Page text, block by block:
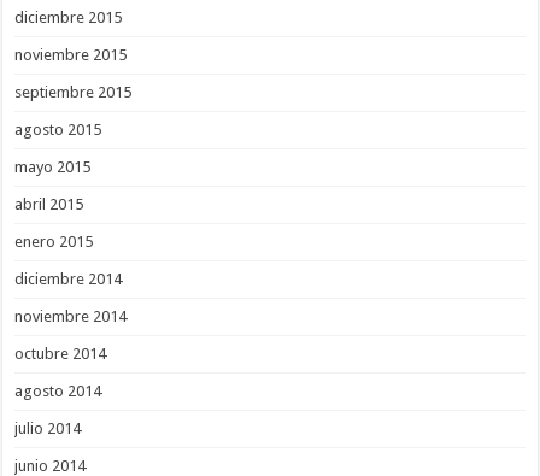
diciembre 2015
noviembre 2015
septiembre 2015
agosto 2015
mayo 2015
abril 2015
enero 2015
diciembre 2014
noviembre 2014
octubre 2014
agosto 2014
julio 2014
junio 2014